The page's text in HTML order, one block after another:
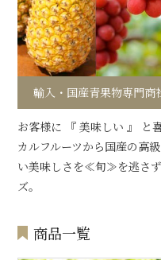
輸入・国産青果物専門
お客様に 『 美味しい 』 と
カルフルーツから国産の高
い美味しさを≪旬≫を逃さ
ズ。
商品一覧